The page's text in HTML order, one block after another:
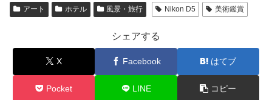
アート ホテル 風景・旅行 Nikon D5 美術鑑賞
シェアする
X Facebook はてブ
Pocket LINE コピー